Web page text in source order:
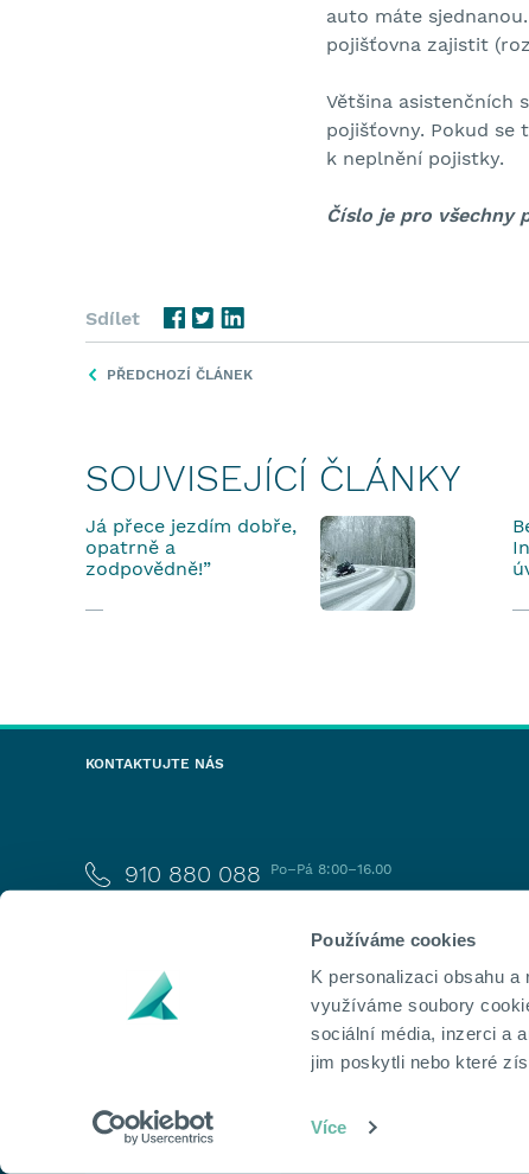
Používáme cookies
K personalizaci obsahu
využíváme soubory
sociální média, inzerci a
jim poskytli nebo které
Více
auto máte
pojišťovna zajistit
Většina asistenčních
pojišťovny. Pokud se
k neplnění pojistky.
Číslo je pro všechny
Sdílet
PŘEDCHOZÍ ČLÁNEK
SOUVISEJÍCÍ ČLÁNKY
Já přece jezdím dobře,
opatrně a
zodpovědně!”
KONTAKTUJTE NÁS
910 880 088 Po–Pá 8:00–16.00
Vlněna 526/3, Trnitá, Brno, 602 00
Finanční poradenství